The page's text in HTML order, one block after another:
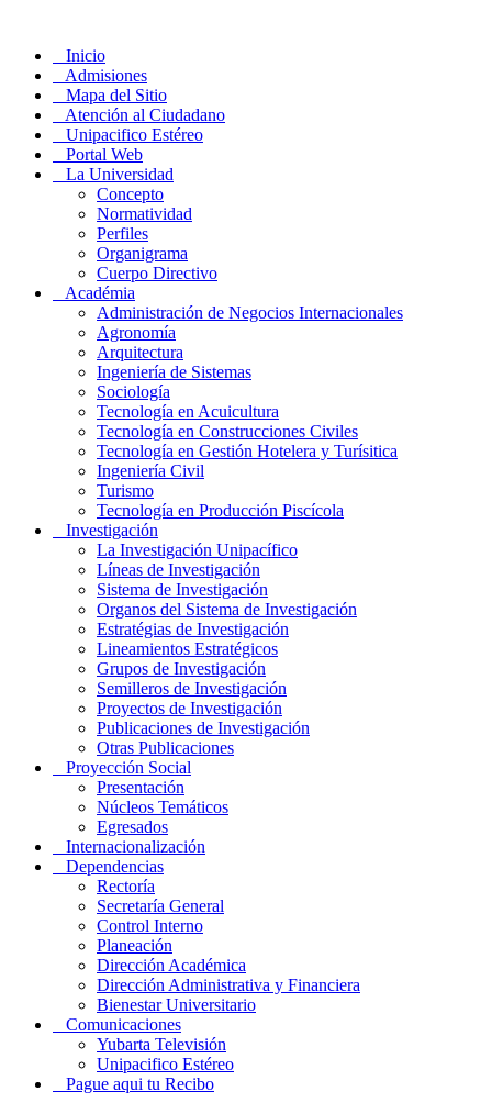
Inicio
Admisiones
Mapa del Sitio
Atención al Ciudadano
Unipacifico Estéreo
Portal Web
La Universidad
Concepto
Normatividad
Perfiles
Organigrama
Cuerpo Directivo
Académia
Administración de Negocios Internacionales
Agronomía
Arquitectura
Ingeniería de Sistemas
Sociología
Tecnología en Acuicultura
Tecnología en Construcciones Civiles
Tecnología en Gestión Hotelera y Turísitica
Ingeniería Civil
Turismo
Tecnología en Producción Piscícola
Investigación
La Investigación Unipacífico
Líneas de Investigación
Sistema de Investigación
Organos del Sistema de Investigación
Estratégias de Investigación
Lineamientos Estratégicos
Grupos de Investigación
Semilleros de Investigación
Proyectos de Investigación
Publicaciones de Investigación
Otras Publicaciones
Proyección Social
Presentación
Núcleos Temáticos
Egresados
Internacionalización
Dependencias
Rectoría
Secretaría General
Control Interno
Planeación
Dirección Académica
Dirección Administrativa y Financiera
Bienestar Universitario
Comunicaciones
Yubarta Televisión
Unipacifico Estéreo
Pague aqui tu Recibo